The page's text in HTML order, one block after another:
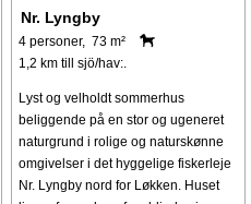
Nr. Lyngby
4 personer, 73 m²
1,2 km till sjö/hav:.
Lyst og velholdt sommerhus
beliggende på en stor og ugeneret
naturgrund i rolige og naturskønne
omgivelser i det hyggelige fiskerleje
Nr. Lyngby nord for Løkken. Huset